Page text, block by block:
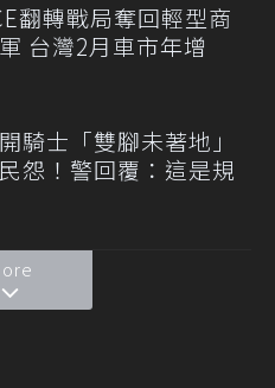
翻轉戰局奪回輕型商
台灣2月車市年增
騎士「雙腳未著地」
怨！警回覆：這是規